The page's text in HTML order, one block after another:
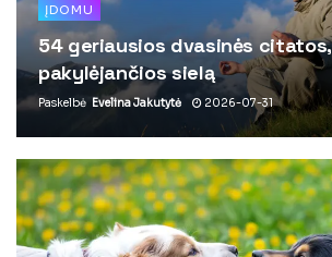
ĮDOMU
54 geriausios dvasinės citatos,
pakylėjančios sielą
Paskelbė Evelina Jakutytė 2026-07-31